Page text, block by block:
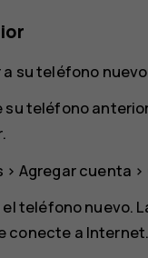
su teléfono
teléfono
> Agregar cuenta >
teléfono nuevo.
conecte a Internet.